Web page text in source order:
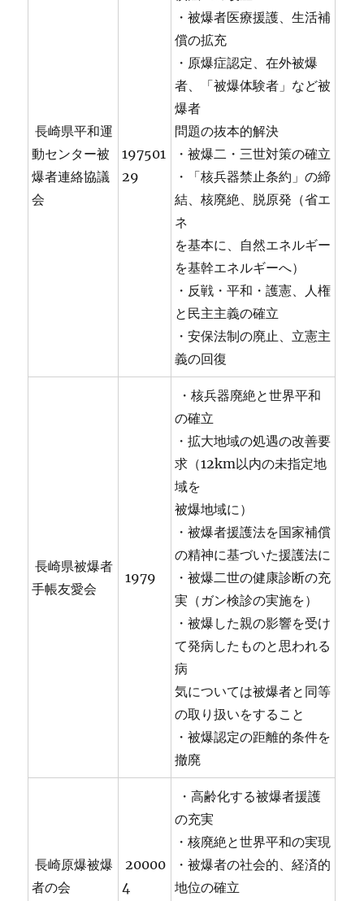
長崎県平和運
動センター被
爆者連絡協議
会
197501
29
・被爆者医療援護、生活補
償の拡充
・原爆症認定、在外被爆
者、「被爆体験者」など被
爆者
問題の抜本的解決
・被爆二・三世対策の確立
・「核兵器禁止条約」の締
結、核廃絶、脱原発（省エ
ネ
を基本に、自然エネルギー
を基幹エネルギーへ）
・反戦・平和・護憲、人権
と民主主義の確立
・安保法制の廃止、立憲主
義の回復
長崎県被爆者
手帳友愛会
1979
・核兵器廃絶と世界平和
の確立
・拡大地域の処遇の改善要
求（12km以内の未指定地
域を
被爆地域に）
・被爆者援護法を国家補償
の精神に基づいた援護法に
・被爆二世の健康診断の充
実（ガン検診の実施を）
・被爆した親の影響を受け
て発病したものと思われる
病
気については被爆者と同等
の取り扱いをすること
・被爆認定の距離的条件を
撤廃
長崎原爆被爆
者の会
20000
4
・高齢化する被爆者援護
の充実
・核廃絶と世界平和の実現
・被爆者の社会的、経済的
地位の確立